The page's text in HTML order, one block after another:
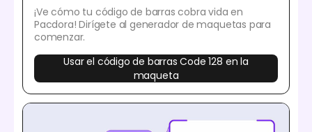
¡Ve cómo tu código de barras cobra vida en
Pacdora! Dirígete al generador de maquetas para
comenzar.
Usar el código de barras Code 128 en la
maqueta